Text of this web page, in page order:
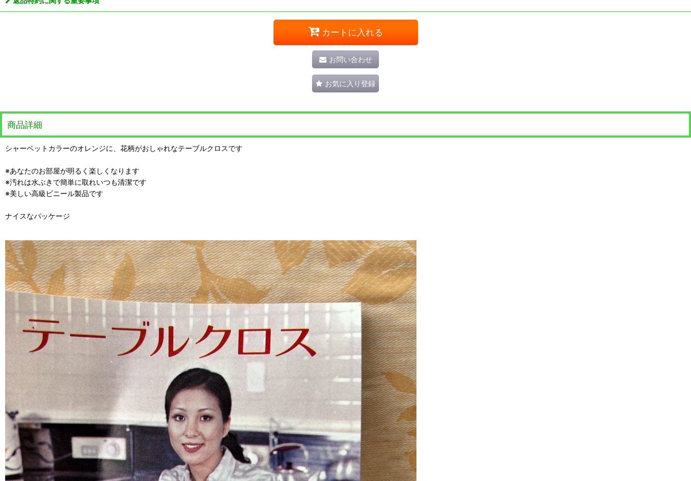
カートに入れる
お問い合わせ
お気に入り登録
商品詳細
シャーベットカラーのオレンジに、花柄がおしゃれなテーブルクロスです
※あなたのお部屋が明るく楽しくなります
※汚れは水ぶきで簡単に取れいつも清潔です
※美しい高級ビニール製品です
ナイスなパッケージ